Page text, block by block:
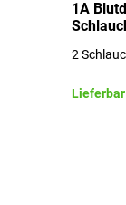
1A
2
Lieferbar